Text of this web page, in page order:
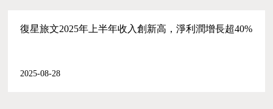
復星旅文2025年上半年收入創新高，淨利潤增長超40%
2025-08-28